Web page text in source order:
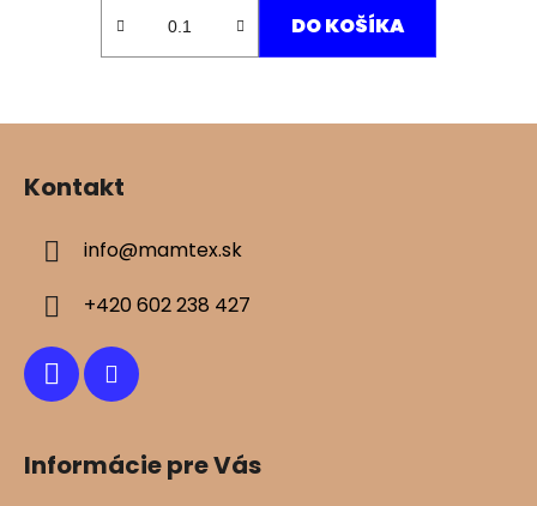
DO KOŠÍKA
Z
Kontakt
info@mamtex.sk
+420 602 238 427
Informácie pre Vás